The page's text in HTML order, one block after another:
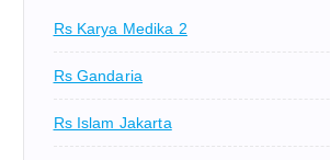
Rs Karya Medika 2
Rs Gandaria
Rs Islam Jakarta